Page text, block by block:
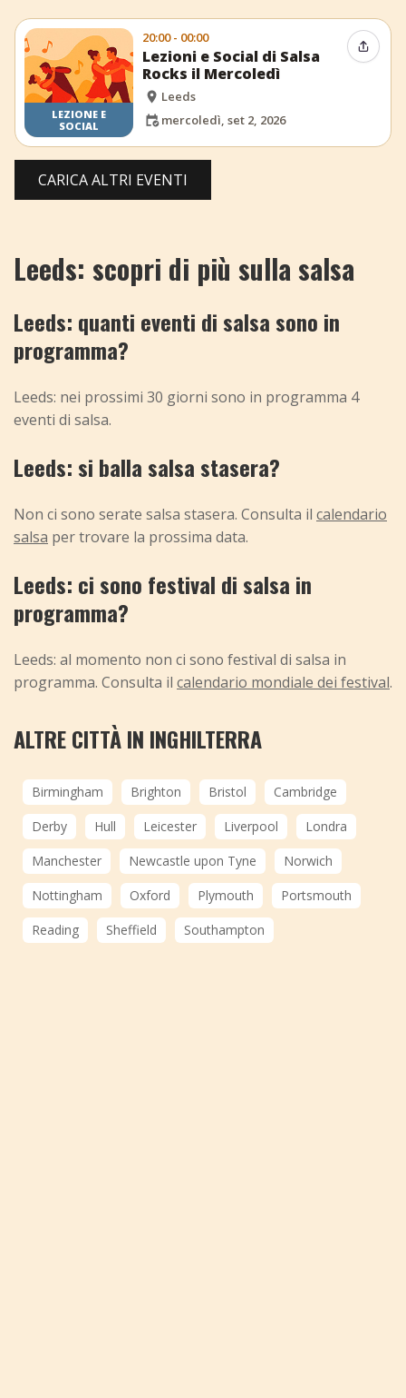
LEZIONE E
SOCIAL
20:00 - 00:00
Lezioni e Social di Salsa
Rocks il Mercoledì
Leeds
mercoledì, set 2, 2026
CARICA ALTRI EVENTI
Leeds: scopri di più sulla salsa
Leeds: quanti eventi di salsa sono in
programma?
Leeds: nei prossimi 30 giorni sono in programma 4
eventi di salsa.
Leeds: si balla salsa stasera?
Non ci sono serate salsa stasera. Consulta il calendario
salsa per trovare la prossima data.
Leeds: ci sono festival di salsa in
programma?
Leeds: al momento non ci sono festival di salsa in
programma. Consulta il calendario mondiale dei festival.
ALTRE CITTÀ IN INGHILTERRA
Birmingham Brighton Bristol
Cambridge
Derby
Hull Leicester Liverpool
Londra
Manchester
Newcastle upon Tyne
Norwich
Nottingham
Oxford Plymouth
Portsmouth
Reading
Sheffield Southampton